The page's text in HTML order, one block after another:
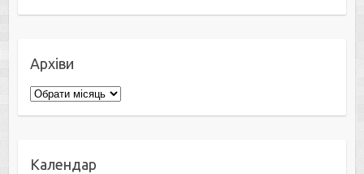
Архіви
Архіви
Календар